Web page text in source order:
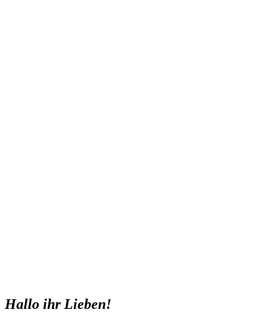
Hallo ihr Lieben!